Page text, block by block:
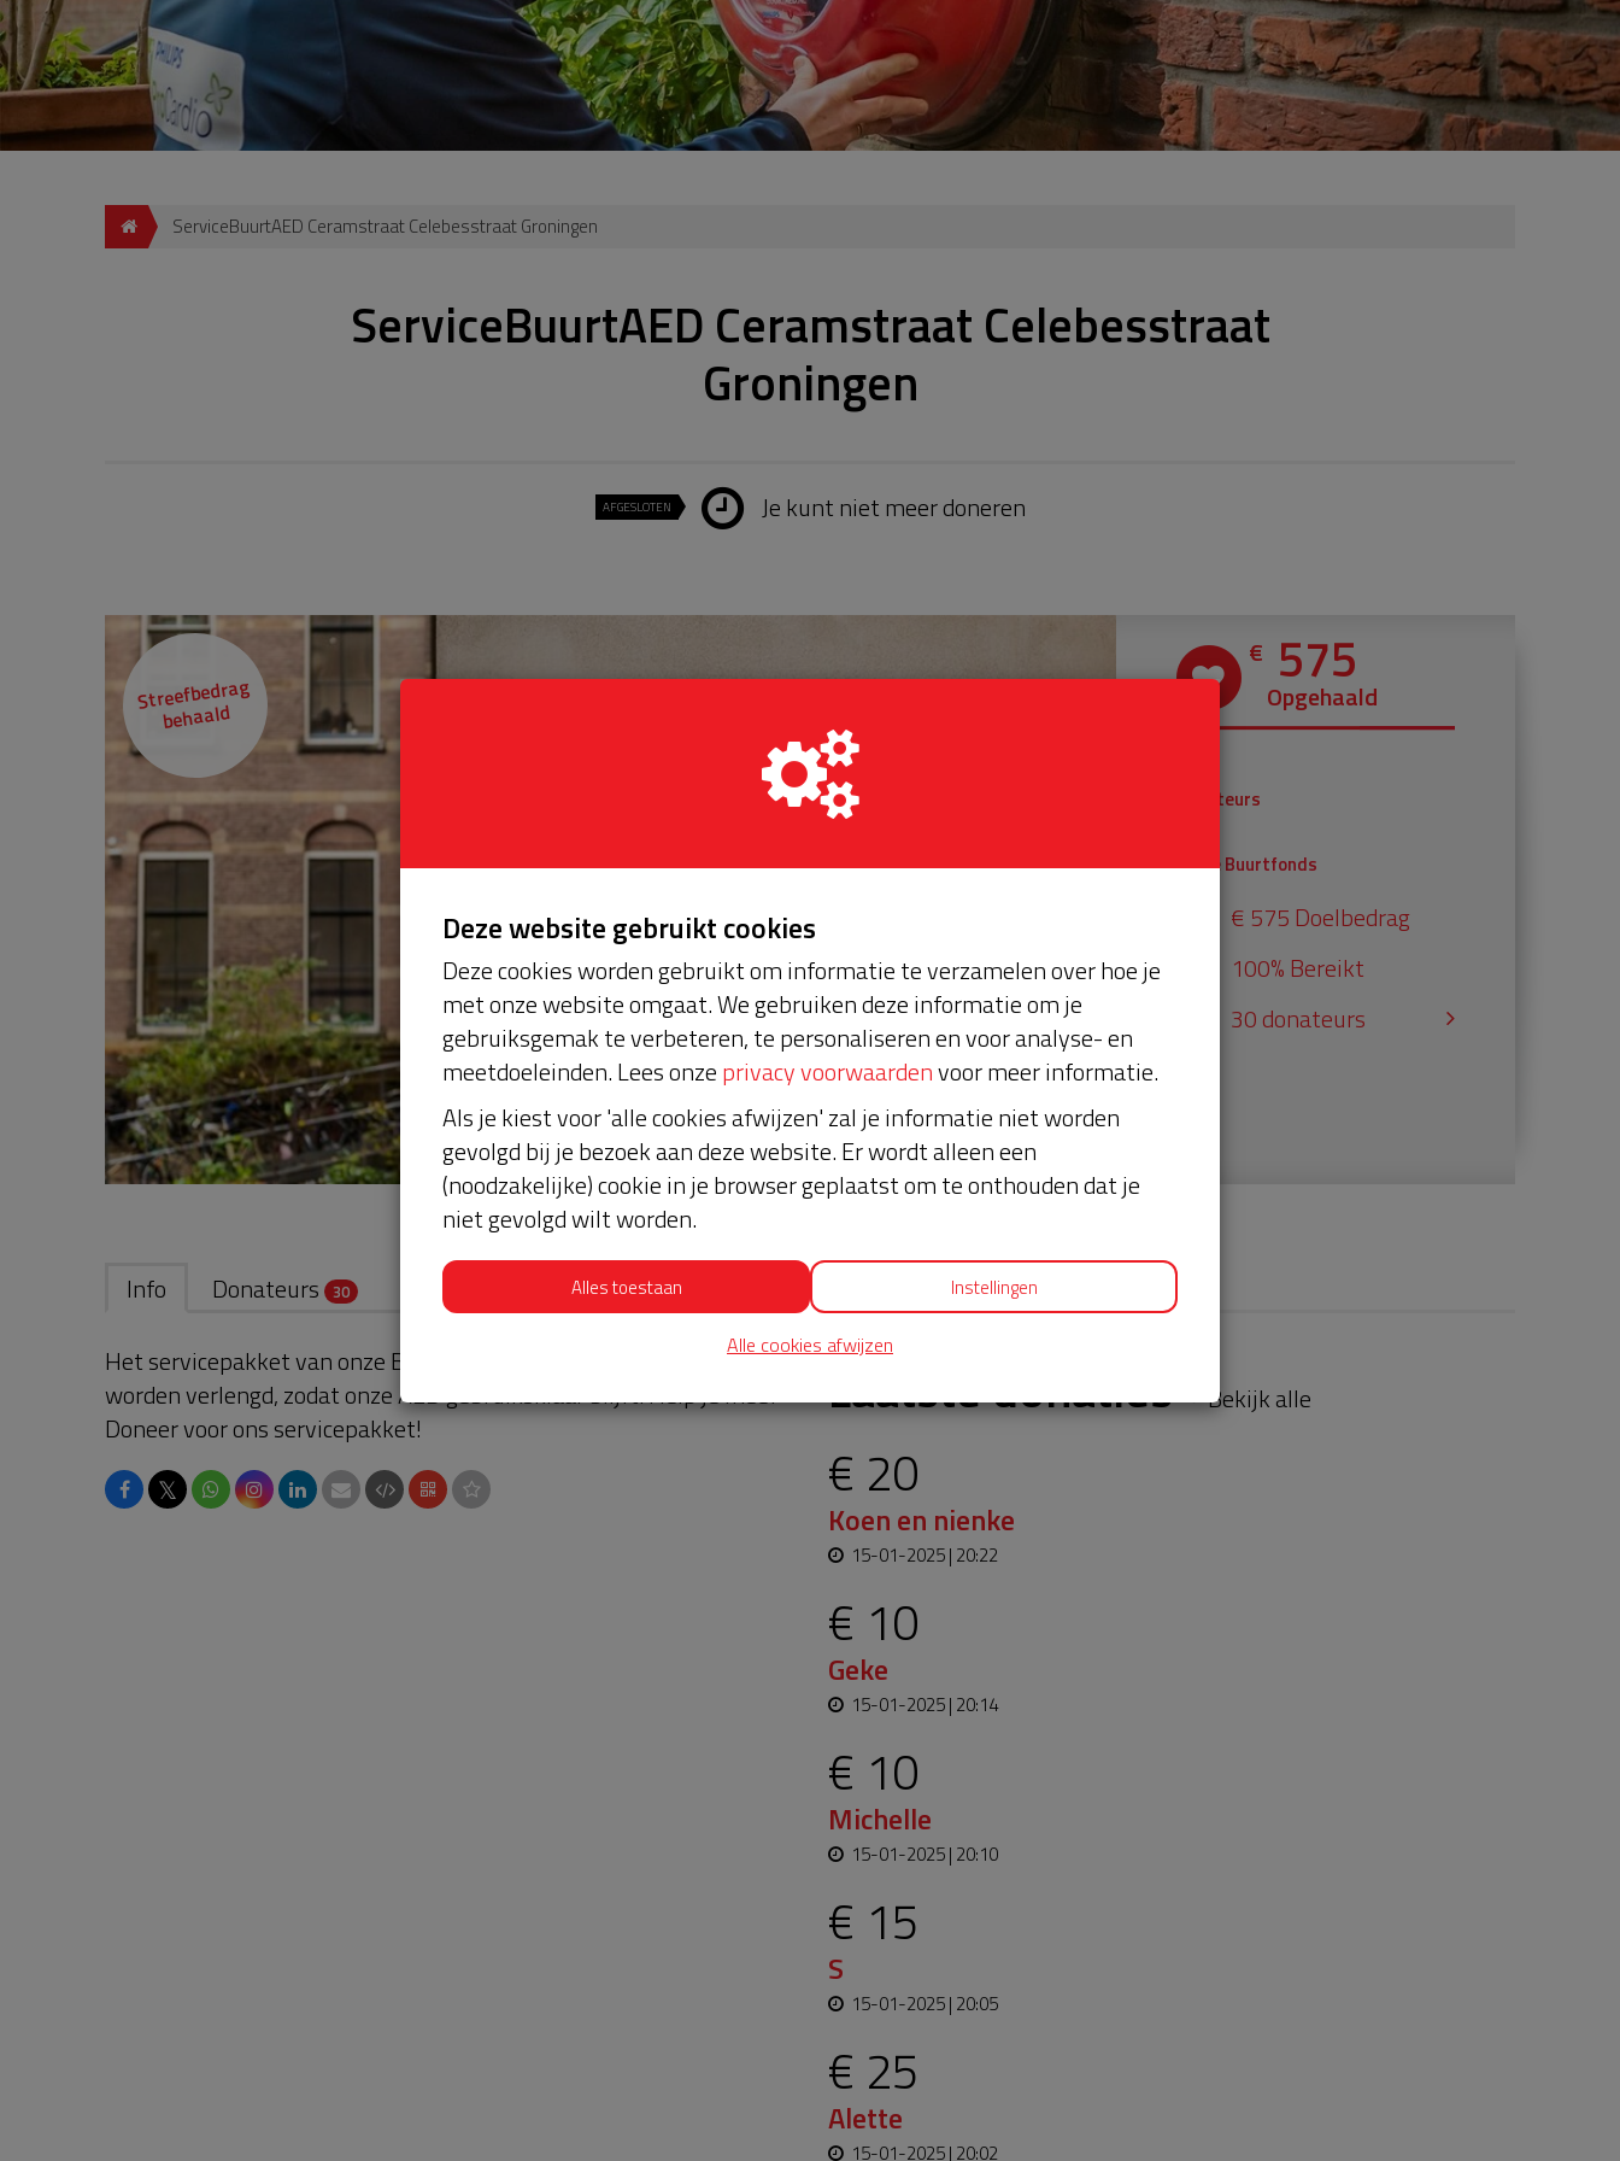
ServiceBuurtAED Ceramstraat Celebesstraat Groningen
ServiceBuurtAED Ceramstraat Celebesstraat
Groningen
AFGESLOTEN Je kunt niet meer doneren
Streefbedrag
behaald
€ 575
Opgehaald
Donateurs
Univé Buurtfonds
€ 575 Doelbedrag
100% Bereikt
30 donateurs
Info Donateurs 30
Het servicepakket van onze BuurtAED verloopt bijna en moet
worden verlengd, zodat onze AED gebruiksklaar blijft. Help je mee?
Doneer voor ons servicepakket!
𝕏
Laatste donaties Bekijk alle
€ 20
Koen en nienke
15-01-2025 | 20:22
€ 10
Geke
15-01-2025 | 20:14
€ 10
Michelle
15-01-2025 | 20:10
€ 15
S
15-01-2025 | 20:05
€ 25
Alette
15-01-2025 | 20:02
Deze website gebruikt cookies
Deze cookies worden gebruikt om informatie te verzamelen over hoe je
met onze website omgaat. We gebruiken deze informatie om je
gebruiksgemak te verbeteren, te personaliseren en voor analyse- en
meetdoeleinden. Lees onzeprivacy voorwaardenvoor meer informatie.
Als je kiest voor 'alle cookies afwijzen' zal je informatie niet worden
gevolgd bij je bezoek aan deze website. Er wordt alleen een
(noodzakelijke) cookie in je browser geplaatst om te onthouden dat je
niet gevolgd wilt worden.
Alles toestaan Instellingen
Alle cookies afwijzen